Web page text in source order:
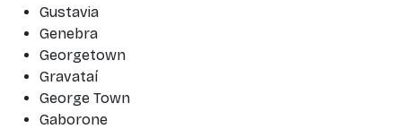
Gustavia
Genebra
Georgetown
Gravataí
George Town
Gaborone